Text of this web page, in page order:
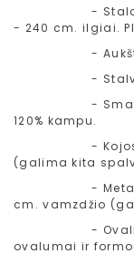
-
- 240 cm. ilgiai.
-
-
-
120% kampu.
-
(galima kita
-
cm. vamzdžio
-
ovalumai ir